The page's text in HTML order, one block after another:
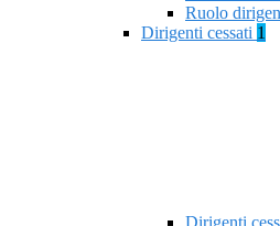
Ruolo
Dirigenti cessati 1